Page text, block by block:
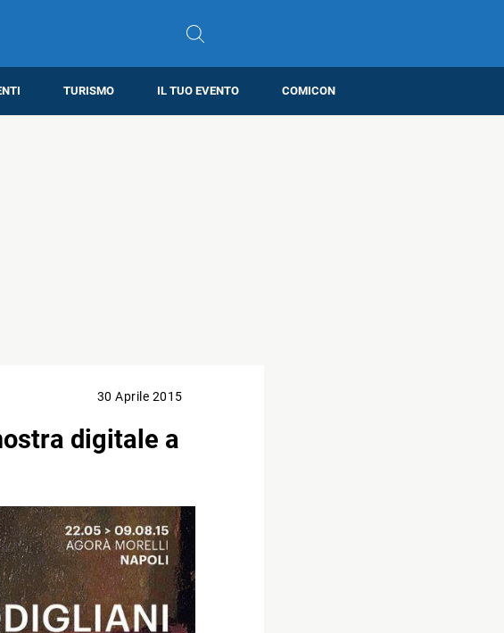
TURISMO IL TUO EVENTO COMICON
30 Aprile 2015
digitale a